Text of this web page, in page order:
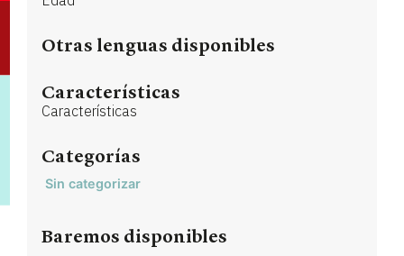
Otras lenguas disponibles
Características
Características
Categorías
Sin categorizar
Baremos disponibles